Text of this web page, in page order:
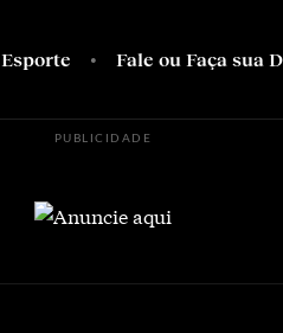
Esporte Fale ou Faça sua
PUBLICIDADE